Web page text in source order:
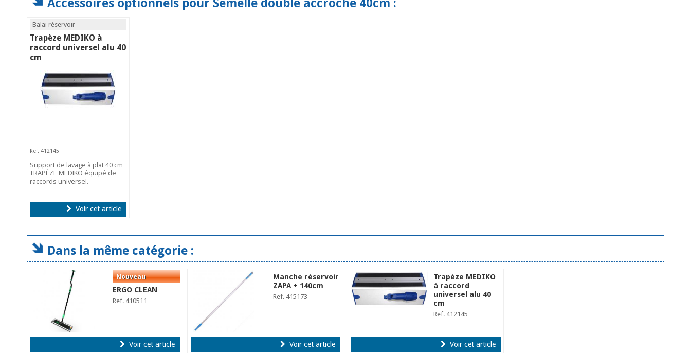
Balai réservoir
Trapèze MEDIKO à
raccord universel alu 40
cm
Ref. 412145
Support de lavage à plat 40 cm
TRAPÈZE MEDIKO équipé de
raccords universel.
Voir cet article
Dans la même catégorie :
ERGO CLEAN
Ref. 410511
Voir cet article
Manche réservoir
ZAPA + 140cm
Ref. 415173
Voir cet article
Trapèze MEDIKO
à raccord
universel alu 40
cm
Ref. 412145
Voir cet article